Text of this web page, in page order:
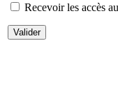
Recevoir les accès
Valider